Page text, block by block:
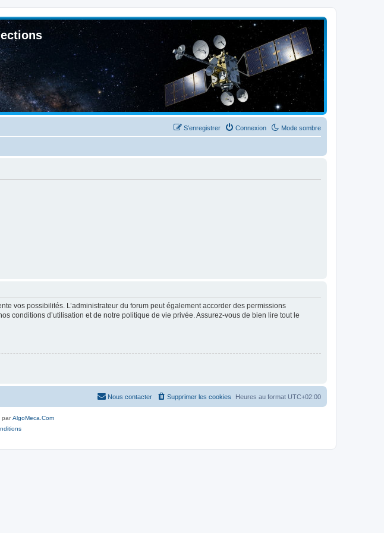
Mode sombre
Connexion
S’enregistrer
vos possibilités. L’administrateur du forum peut également accorder des permissions
conditions d’utilisation et de notre politique de vie privée. Assurez-vous de bien lire tout le
Heures au format UTC+02:00
Supprimer les cookies
Nous contacter
parAlgoMeca.Com